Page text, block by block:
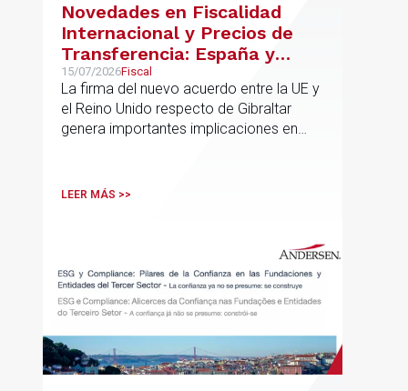
Novedades en Fiscalidad
Internacional y Precios de
Transferencia: España y
Gibraltar
15/07/2026Fiscal
La firma del nuevo acuerdo entre la UE y
el Reino Unido respecto de Gibraltar
genera importantes implicaciones en
LEER MÁS >>